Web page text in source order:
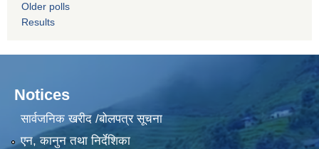
Older polls
Results
Notices
सार्वजनिक खरीद /बोलपत्र सूचना
एन, कानुन तथा निर्देशिका